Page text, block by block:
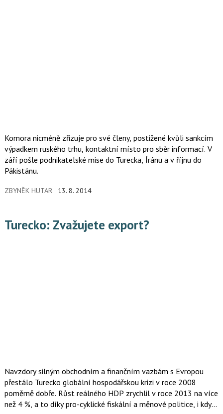
Komora nicméně zřizuje pro své členy, postižené kvůli sankcím
výpadkem ruského trhu, kontaktní místo pro sběr informací. V
září pošle podnikatelské mise do Turecka, Íránu a v říjnu do
Pákistánu.
ZBYNĚK HUTAR 13. 8. 2014
Turecko: Zvažujete export?
Navzdory silným obchodním a finančním vazbám s Evropou
přestálo Turecko globální hospodářskou krizi v roce 2008
poměrně dobře. Růst reálného HDP zrychlil v roce 2013 na více
než 4 %, a to díky pro-cyklické fiskální a měnové politice, i když